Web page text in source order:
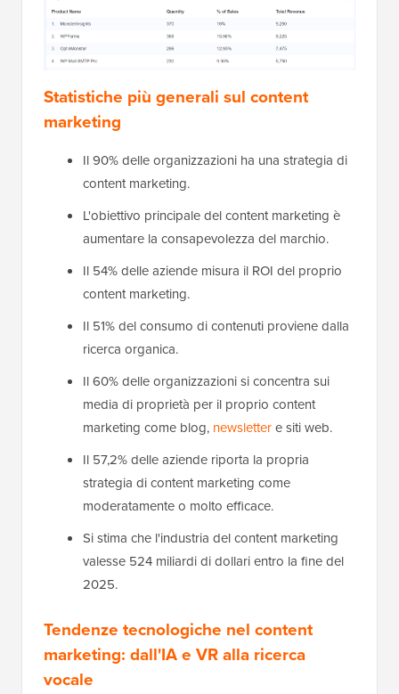
Statistiche più generali sul content
marketing
Il 90% delle organizzazioni ha una strategia di
content marketing.
L'obiettivo principale del content marketing è
aumentare la consapevolezza del marchio.
Il 54% delle aziende misura il ROI del proprio
content marketing.
Il 51% del consumo di contenuti proviene dalla
ricerca organica.
Il 60% delle organizzazioni si concentra sui
media di proprietà per il proprio content
marketing come blog, newslettere siti web.
Il 57,2% delle aziende riporta la propria
strategia di content marketing come
moderatamente o molto efficace.
Si stima che l'industria del content marketing
valesse 524 miliardi di dollari entro la fine del
2025.
Tendenze tecnologiche nel content
marketing: dall'IA e VR alla ricerca
vocale